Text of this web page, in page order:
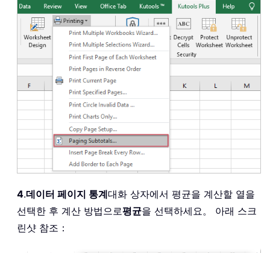
4.데이터 페이지 통계대화 상자에서 평균을 계산할 열을
선택한 후 계산 방법으로평균을 선택하세요。 아래 스크
린샷 참조：